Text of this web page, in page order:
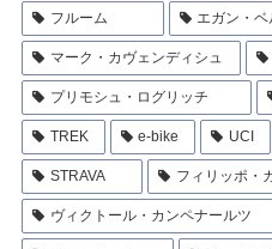
フルーム エガン・
マーク・カヴェンディシュ
プリモシュ・ログリッチ
TREK e-bike UCI
STRAVA フィリッポ・
ヴィクトール・カンペナールツ